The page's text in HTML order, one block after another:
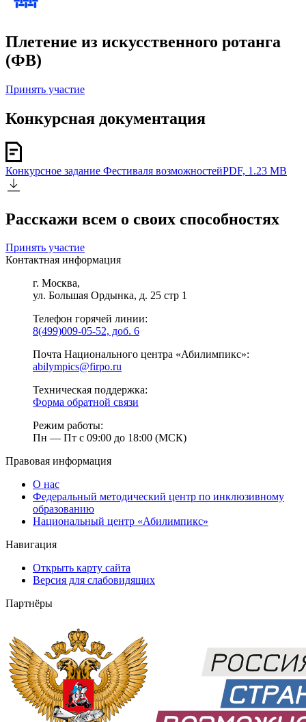
Плетение из искусственного ротанга
(ФВ)
Принять участие
Конкурсная документация
Конкурсное задание Фестиваля возможностейPDF, 1.23 MB
Расскажи всем о своих способностях
Принять участие
Контактная информация
г. Москва,
ул. Большая Ордынка, д. 25 стр 1
Телефон горячей линии:
8(499)009-05-52, доб. 6
Почта Национального центра «Абилимпикс»:
abilympics@firpo.ru
Техническая поддержка:
Форма обратной связи
Режим работы:
Пн — Пт с 09:00 до 18:00 (МСК)
Правовая информация
О нас
Федеральный методический центр по инклюзивному
образованию
Национальный центр «Абилимпикс»
Навигация
Открыть карту сайта
Версия для слабовидящих
Партнёры